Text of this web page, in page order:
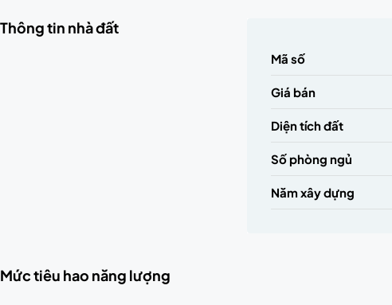
Thông tin nhà đất
Mã số
Giá bán
Diện tích đất
Số phòng ngủ
Năm xây dựng
Mức tiêu hao năng lượng